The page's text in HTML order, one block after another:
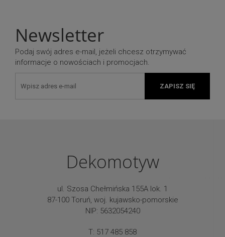
Newsletter
Podaj swój adres e-mail, jeżeli chcesz otrzymywać
informacje o nowościach i promocjach.
ZAPISZ SIĘ
Dekomotyw
ul. Szosa Chełmińska 155A lok. 1
87-100 Toruń, woj. kujawsko-pomorskie
NIP: 5632054240
T: 517 485 858